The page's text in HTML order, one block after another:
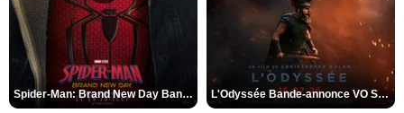
Spider-Man: Brand New Day Bande-annonce VO STFR L'Odyssée Bande-annonce VO STFR